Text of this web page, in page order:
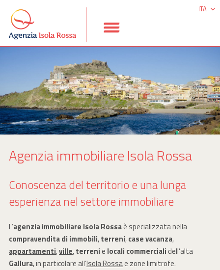
ITA
ENG
Agenzia immobiliare Isola Rossa
Conoscenza del territorio e una lunga
esperienza nel settore immobiliare
L’agenzia immobiliare Isola Rossaè specializzata nella
compravendita di immobili,terreni,case vacanza,
appartamenti,ville,terrenie locali commercialidell’alta
Gallura, in particolare all’Isola Rossae zone limitrofe.